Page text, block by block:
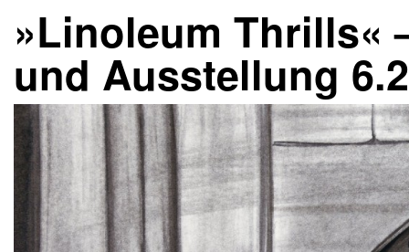
»Linoleum Thrills«
und Ausstellung